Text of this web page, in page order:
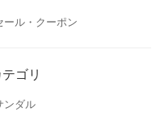
ール・クーポン
テゴリ
ンダル